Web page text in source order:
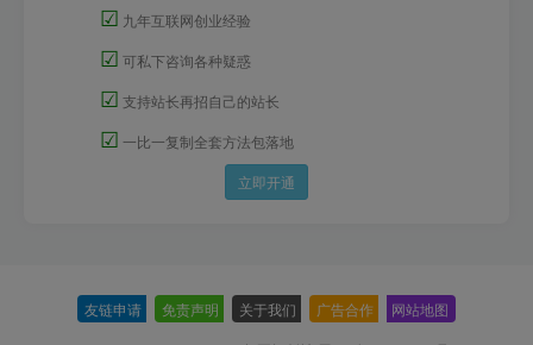
☑ 九年互联网创业经验
☑ 可私下咨询各种疑惑
☑ 支持站长再招自己的站长
☑ 一比一复制全套方法包落地
立即开通
友链申请 免责声明 关于我们 广告合作 网站地图